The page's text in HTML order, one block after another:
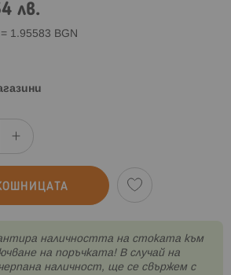
лв.
1.95583 BGN
наличността на стоката към
на поръчката! В случай на
наличност, ще се свържем с